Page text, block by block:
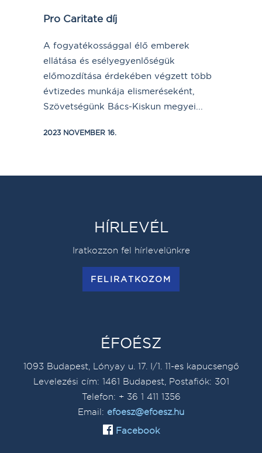
Pro Caritate díj
A fogyatékossággal élő emberek
ellátása és esélyegyenlőségük
előmozdítása érdekében végzett több
évtizedes munkája elismeréseként,
Szövetségünk Bács-Kiskun megyei...
2023 NOVEMBER 16.
HÍRLEVÉL
Iratkozzon fel hírlevelünkre
FELIRATKOZOM
ÉFOÉSZ
1093 Budapest, Lónyay u. 17. I/1. 11-es kapucsengő
Levelezési cím: 1461 Budapest, Postafiók: 301
Telefon: + 36 1 411 1356
Email: efoesz@efoesz.hu
Facebook